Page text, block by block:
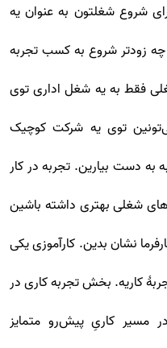
شروع شغلتون به عنوان یه
زودتر شروع به کسب تجربه
فقط به یه شغل اداری توی
توی یه شرکت کوچیک
به دست بیارین. تجربه در کار
شغلی بهتری داشته باشین
نشان بدین. کارآموزی یکی
کاریه. بخش تجربه کاری در
مسیر کاری‌ِ پیش‌رو متمایز